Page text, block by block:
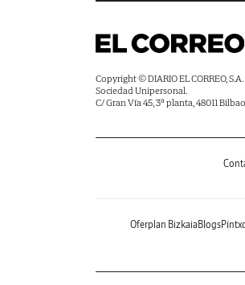
Copyright © DIARIO EL CORREO, S.A.
Sociedad Unipersonal.
C/ Gran Vía 45, 3ª planta, 48011 Bilbao
Oferplan Bizkaia Blogs